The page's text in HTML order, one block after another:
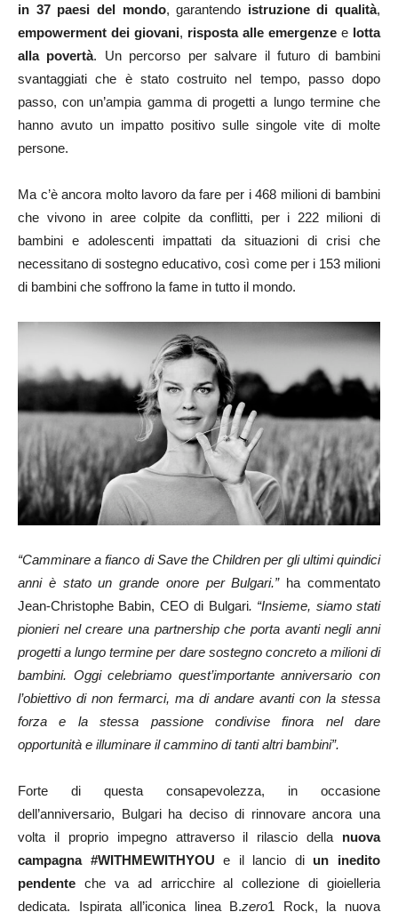
in 37 paesi del mondo, garantendo istruzione di qualità,
empowerment dei giovani, risposta alle emergenze e lotta
alla povertà. Un percorso per salvare il futuro di bambini
svantaggiati che è stato costruito nel tempo, passo dopo
passo, con un’ampia gamma di progetti a lungo termine che
hanno avuto un impatto positivo sulle singole vite di molte
persone.
Ma c’è ancora molto lavoro da fare per i 468 milioni di bambini
che vivono in aree colpite da conflitti, per i 222 milioni di
bambini e adolescenti impattati da situazioni di crisi che
necessitano di sostegno educativo, così come per i 153 milioni
di bambini che soffrono la fame in tutto il mondo.
“Camminare a fianco di Save the Children per gli ultimi quindici
anni è stato un grande onore per Bulgari.” ha commentato
Jean-Christophe Babin, CEO di Bulgari. “Insieme, siamo stati
pionieri nel creare una partnership che porta avanti negli anni
progetti a lungo termine per dare sostegno concreto a milioni di
bambini. Oggi celebriamo quest’importante anniversario con
l’obiettivo di non fermarci, ma di andare avanti con la stessa
forza e la stessa passione condivise finora nel dare
opportunità e illuminare il cammino di tanti altri bambini”.
Forte di questa consapevolezza, in occasione
dell’anniversario, Bulgari ha deciso di rinnovare ancora una
volta il proprio impegno attraverso il rilascio della nuova
campagna #WITHMEWITHYOU e il lancio di un inedito
pendente che va ad arricchire al collezione di gioielleria
dedicata. Ispirata all’iconica linea B.zero1 Rock, la nuova